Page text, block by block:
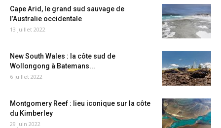
Cape Arid, le grand sud sauvage de
l’Australie occidentale
13 juillet 2022
New South Wales : la côte sud de
Wollongong à Batemans...
6 juillet 2022
Montgomery Reef : lieu iconique sur la côte
du Kimberley
29 juin 2022